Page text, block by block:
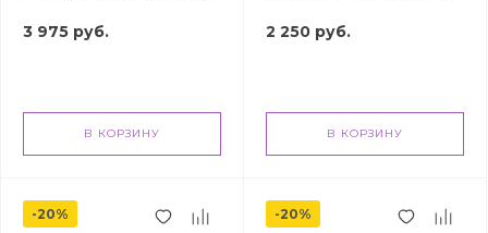
3 975 руб.
В КОРЗИНУ
2 250 руб.
В КОРЗИНУ
-20% -20%